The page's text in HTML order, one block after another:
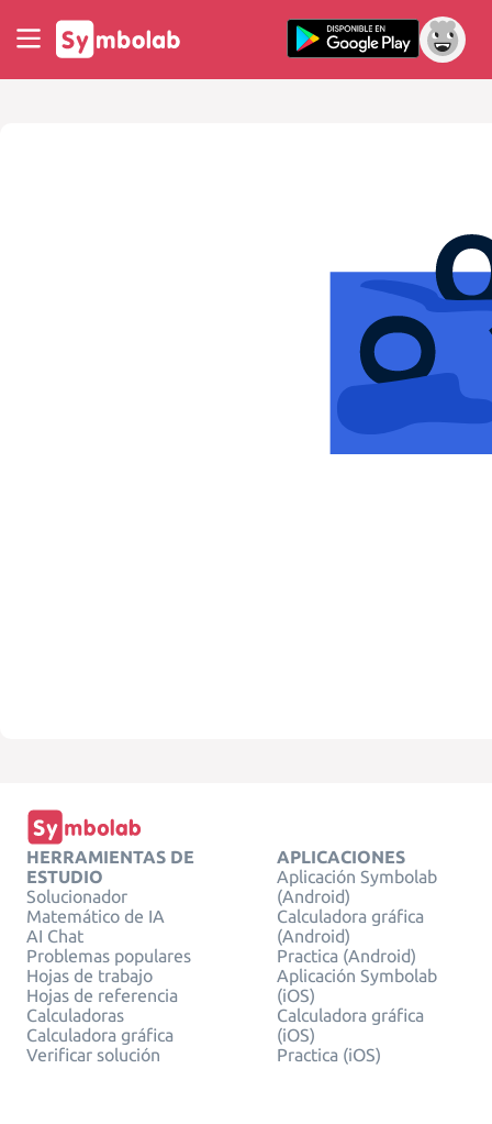
HERRAMIENTAS DE
ESTUDIO
Solucionador
Matemático de IA
AI Chat
Problemas populares
Hojas de trabajo
Hojas de referencia
Calculadoras
Calculadora gráfica
Verificar solución
APLICACIONES
Aplicación Symbolab
(Android)
Calculadora gráfica
(Android)
Practica (Android)
Aplicación Symbolab
(iOS)
Calculadora gráfica
(iOS)
Practica (iOS)